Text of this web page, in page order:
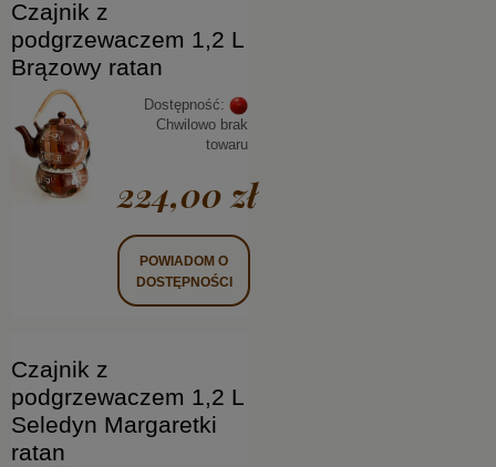
Czajnik z
podgrzewaczem 1,2 L
Brązowy ratan
Dostępność:
Chwilowo brak
towaru
224,00 zł
POWIADOM O
DOSTĘPNOŚCI
Czajnik z
podgrzewaczem 1,2 L
Seledyn Margaretki
ratan